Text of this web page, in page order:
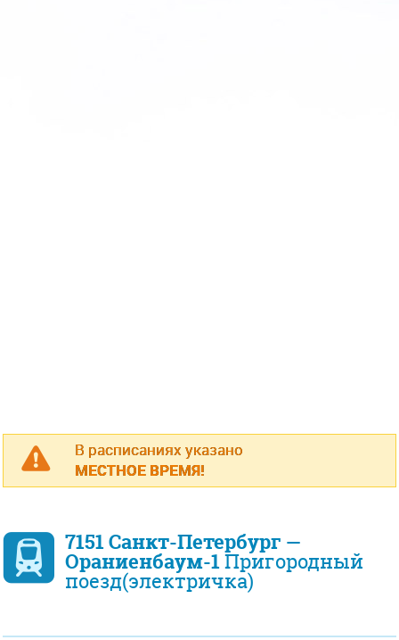
В расписаниях указано
МЕСТНОЕ ВРЕМЯ!
7151 Санкт-Петербург —
Ораниенбаум-1Пригородный
поезд(электричка)